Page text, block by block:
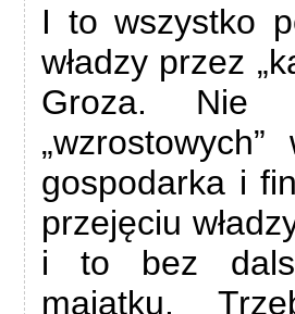
I to wszystko
władzy przez
Groza. Nie
gospodarka i
przejęciu
i to bez
majątku.